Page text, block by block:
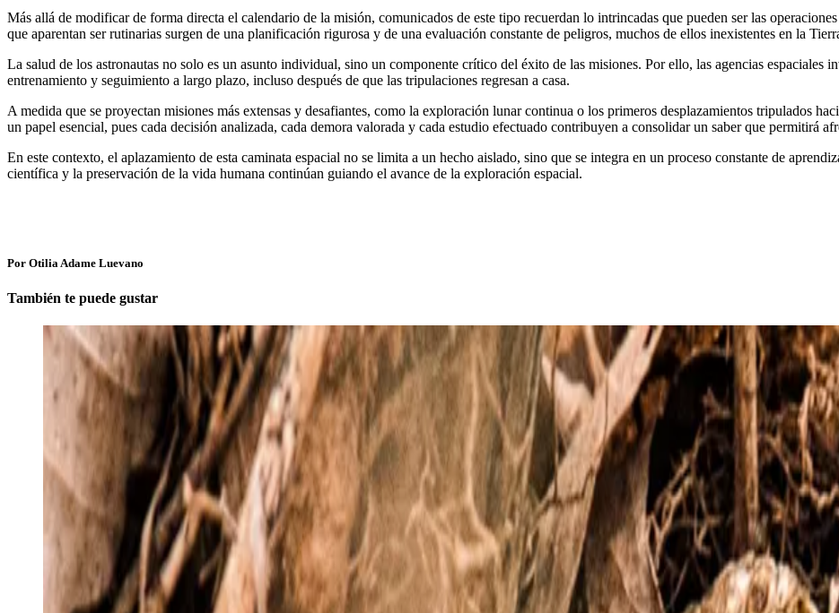
Más allá de modificar de forma directa el calendario de la misión, comunicados de este tipo recuerdan lo intrincadas que pueden ser las
que aparentan ser rutinarias surgen de una planificación rigurosa y de una evaluación constante de peligros, muchos de ellos inexistentes en la
La salud de los astronautas no solo es un asunto individual, sino un componente crítico del éxito de las misiones. Por ello, las agencias espaciales
entrenamiento y seguimiento a largo plazo, incluso después de que las tripulaciones regresan a casa.
A medida que se proyectan misiones más extensas y desafiantes, como la exploración lunar continua o los primeros desplazamientos tripulados
un papel esencial, pues cada decisión analizada, cada demora valorada y cada estudio efectuado contribuyen a consolidar un saber que permitirá
En este contexto, el aplazamiento de esta caminata espacial no se limita a un hecho aislado, sino que se integra en un proceso constante de
científica y la preservación de la vida humana continúan guiando el avance de la exploración espacial.
Por Otilia Adame Luevano
También te puede gustar